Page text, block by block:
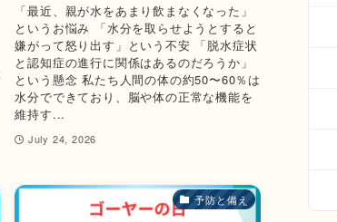
「最近、親が水をあまり飲まなくなった」
というお悩み 「水分を取らせようとすると
嫌がって怒り出す」という不安 「脱水症状
と認知症の進行に関係はあるのだろうか」
という懸念 私たち人間の体の約50〜60％は
水分でできており、脳や体の正常な機能を
維持す...
July 24, 2026
予防と備え